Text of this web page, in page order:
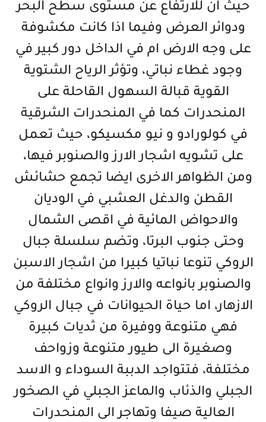
حيث ان للارتفاع عن مستوى سطح البحر
ودوائر العرض وفيما اذا كانت مكشوفة
على وجه الارض ام في الداخل دور كبير في
وجود غطاء نباتي، وتؤثر الرياح الشتوية
القوية قبالة السهول القاحلة على
المنحدرات كما في المنحدرات الشرقية
في كولورادو و نيو مكسيكو، حيث تعمل
على تشويه اشجار الارز والصنوبر فيها،
ومن الظواهر الاخرى ايضا تجمع حشائش
القطن والدغل العشبي في الوديان
والاحواض المائية في اقصى الشمال
وحتى جنوب البرتا، وتضم سلسلة جبال
الروكي تنوعا نباتيا كبيرا من اشجار الاسبن
والصنوبر بانواعه والارز وانواع مختلفة من
الازهار، اما حياة الحيوانات في جبال الروكي
فهي متنوعة ووفيرة من ثديات كبيرة
وصغيرة الى طيور متنوعة وزواحف
مختلفة، فتتواجد الدببة السوداء و الاسد
الجبلي والذئاب والماعز الجبلي في الصخور
العالية صيفا وتهاجر الى المنحدرات